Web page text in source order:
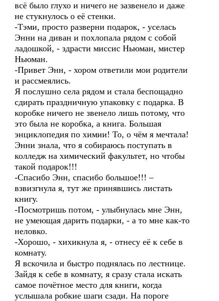
всё было глухо и ничего не зазвенело и даже
не стукнулось о её стенки.
-Тэми, просто разверни подарок, - уселась
Энни на диван и похлопала рядом с собой
ладошкой, - здрасти миссис Ньюман, мистер
Ньюман.
-Привет Энн, - хором ответили мои родители
и рассмеялись.
Я послушно села рядом и стала беспощадно
сдирать праздничную упаковку с подарка. В
коробке ничего не звенело лишь потому, что
это была не коробка, а книга. Большая
энциклопедия по химии! То, о чём я мечтала!
Энни знала, что я собираюсь поступать в
колледж на химический факультет, но чтобы
такой подарок!!!
-Спасибо Энн, спасибо большое!!! –
взвизгнула я, тут же принявшись листать
книгу.
-Посмотришь потом, - улыбнулась мне Энн,
не умеющая дарить подарки, - а то мне как-то
неловко.
-Хорошо, - хихикнула я, - отнесу её к себе в
комнату.
Я вскочила и быстро поднялась по лестнице.
Зайдя к себе в комнату, я сразу стала искать
самое почётное место для книги, когда
услышала робкие шаги сзади. На пороге